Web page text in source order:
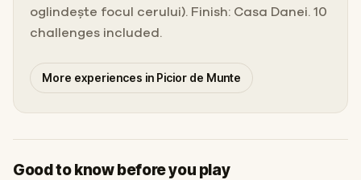
oglindește focul cerului). Finish: Casa Danei. 10
challenges included.
More experiences in Picior de Munte
Good to know before you play